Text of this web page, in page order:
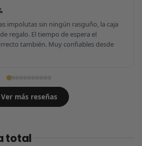
impolutas sin ningún rasguño, la caja
regalo. El tiempo de espera el
también. Muy confiables desde
Ver más reseñas
total